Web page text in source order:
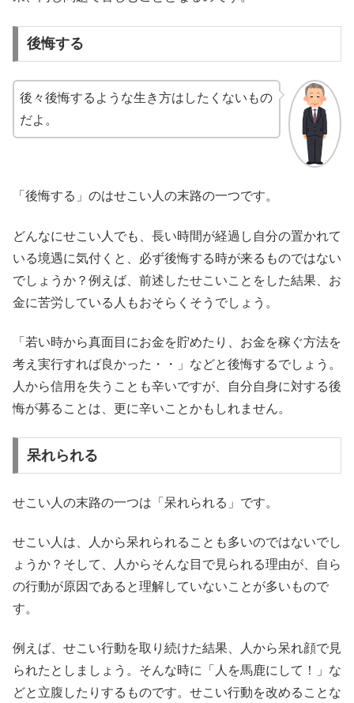
後悔する
後々後悔するような生き方はしたくないもの
だよ。
「後悔する」のはせこい人の末路の一つです。
どんなにせこい人でも、長い時間が経過し自分の置かれて
いる境遇に気付くと、必ず後悔する時が来るものではない
でしょうか？ 例えば、前述したせこいことをした結果、お
金に苦労している人もおそらくそうでしょう。
「若い時から真面目にお金を貯めたり、お金を稼ぐ方法を
考え実行すれば良かった・・」などと後悔するでしょう。
人から信用を失うことも辛いですが、自分自身に対する後
悔が募ることは、更に辛いことかもしれません。
呆れられる
せこい人の末路の一つは「呆れられる」です。
せこい人は、人から呆れられることも多いのではないでし
ょうか？そして、人からそんな目で見られる理由が、自ら
の行動が原因であると理解していないことが多いもので
す。
例えば、せこい行動を取り続けた結果、人から呆れ顔で見
られたとしましょう。そんな時に「人を馬鹿にして！」な
どと立腹したりするものです。せこい行動を改めることな